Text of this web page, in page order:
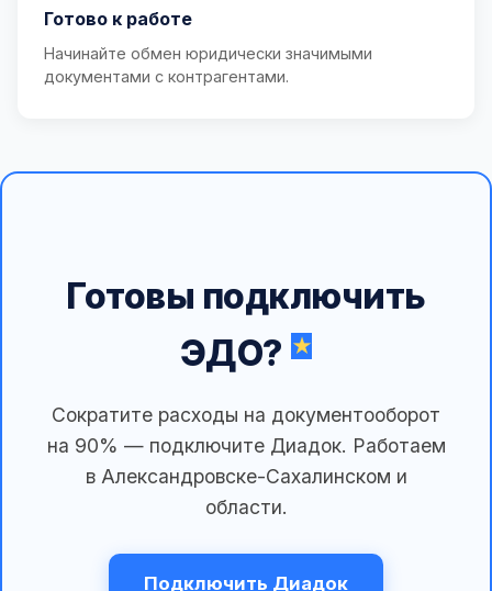
Готово к работе
Начинайте обмен юридически значимыми
документами с контрагентами.
Готовы подключить
ЭДО?
Сократите расходы на документооборот
на 90% — подключите Диадок. Работаем
в Александровске-Сахалинском и
области.
Подключить Диадок